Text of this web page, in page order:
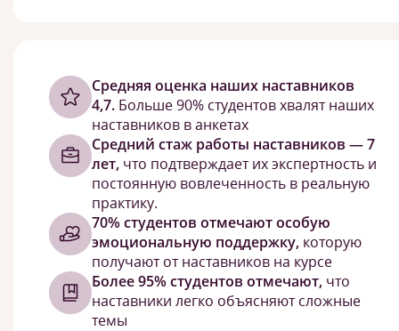
Cредняя оценка наших наставников
4,7. Больше 90% студентов хвалят наших
наставников в анкетах
Средний стаж работы наставников — 7
лет, что подтверждает их экспертность и
постоянную вовлеченность в реальную
практику.
70% студентов отмечают особую
эмоциональную поддержку, которую
получают от наставников на курсе
Более 95% студентов отмечают, что
наставники легко объясняют сложные
темы